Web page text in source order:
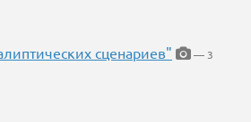
сценариев"
— 3